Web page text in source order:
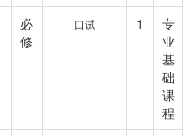
必
修
口试 1
专
业
基
础
课
程